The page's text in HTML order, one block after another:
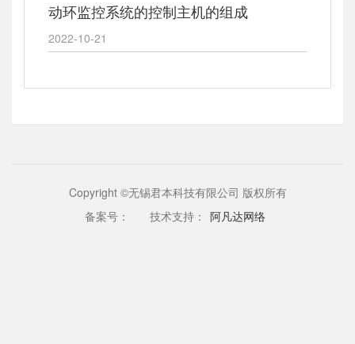
动环监控系统的控制主机的组成
2022-10-21
Copyright ©无锡君本科技有限公司 版权所有
备案号：
技术支持： 阿凡达网络